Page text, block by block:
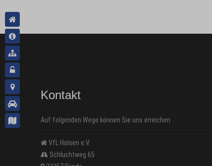
Kontakt
Auf folgenden Wege können Sie uns erreichen
VfL Holsen e.V.
Schluchtweg 65